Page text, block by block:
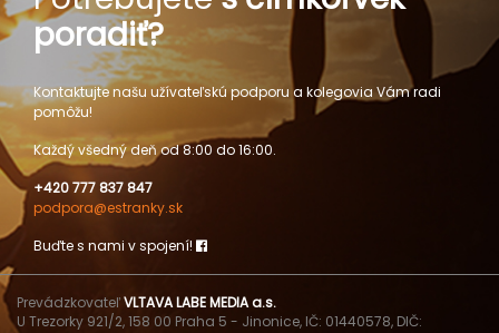
poradiť?
Kontaktujte našu užívateľskú podporu a kolegovia Vám radi
pomôžu!
Každý všedný deň od 8:00 do 16:00.
+420 777 837 847
podpora@estranky.sk
Buďte s nami v spojení!
PrevádzkovateľVLTAVA LABE MEDIA a.s.
U Trezorky 921/2, 158 00 Praha 5 - Jinonice, IČ: 01440578, DIČ: